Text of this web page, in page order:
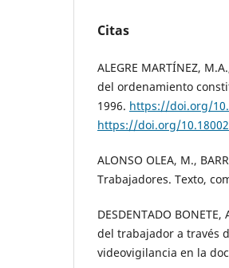
Citas
ALEGRE MARTÍNEZ,
del ordenamiento
1996. https://doi.org/
https://doi.org/
ALONSO OLEA, M.,
Trabajadores. Texto,
DESDENTADO
del trabajador a través
videovigilancia en la